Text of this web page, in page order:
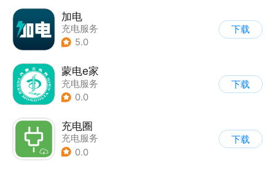
加电
充电服务
5.0
下载
蒙电e家
充电服务
0.0
下载
充电圈
充电服务
0.0
下载